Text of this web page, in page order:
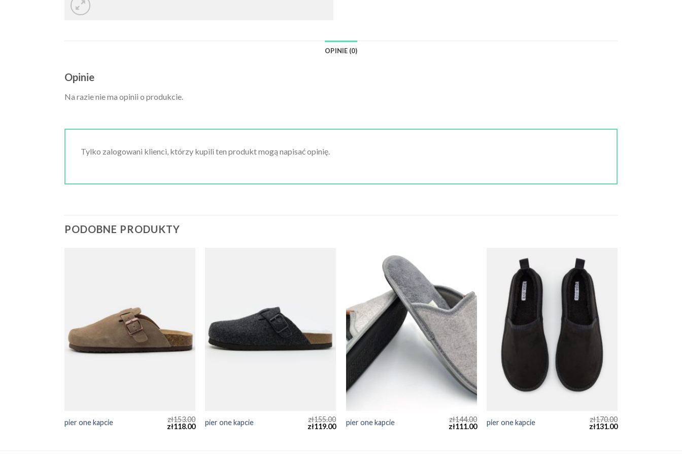
OPINIE (0)
Opinie
Na razie nie ma opinii o produkcie.
Tylko zalogowani klienci, którzy kupili ten produkt mogą napisać opinię.
PODOBNE PRODUKTY
pier one kapcie zł153.00
zł118.00 pier one kapcie zł155.00
zł119.00 pier one kapcie zł144.00
zł111.00 pier one kapcie zł170.00
zł131.00